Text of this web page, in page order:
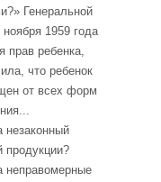
Генеральной
1959 года
прав ребенка,
что ребенок
от всех форм
незаконный
продукции?
неправомерные